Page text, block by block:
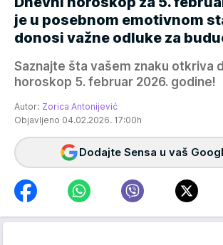
je u posebnom emotivnom
donosi važne odluke za
Saznajte šta vašem znaku otkriva
horoskop 5. februar 2026. godine!
Autor: Zorica Antonijević
Objavljeno 04.02.2026. 17:00h
Dodajte Sensa u vaš